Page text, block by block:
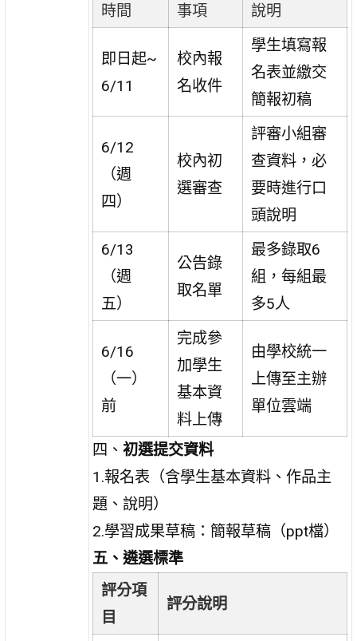
時間
事項 說明
即日起~
6/11
校內報
名收件
學生填寫報
名表並繳交
簡報初稿
6/12
（週
四）
校內初
選審查
評審小組審
查資料，必
要時進行口
頭說明
6/13
（週
五）
公告錄
取名單
最多錄取6
組，每組最
多5人
6/16
（一）
前
完成參
加學生
基本資
料上傳
由學校統一
上傳至主辦
單位雲端
四、初選提交資料
1.報名表（含學生基本資料、作品主
題、說明）
2.學習成果草稿：簡報草稿（ppt檔）
五、遴選標準
評分項
目
評分說明